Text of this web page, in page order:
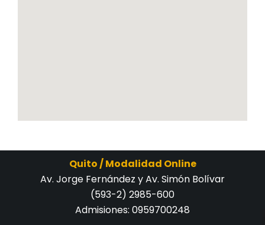
Quito / Modalidad Online
Av. Jorge Fernández y Av. Simón Bolívar
(593-2) 2985-600
Admisiones: 0959700248